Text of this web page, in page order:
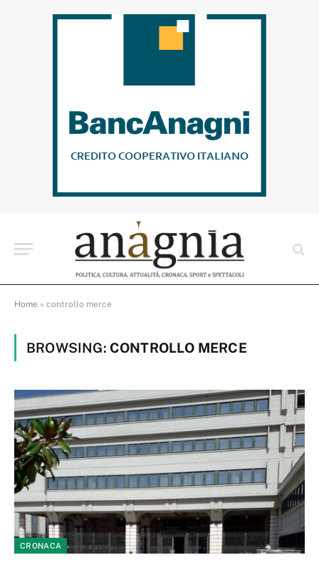
Home » controllo merce
BROWSING: CONTROLLO MERCE
CRONACA